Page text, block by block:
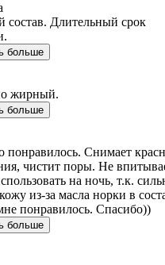
состав. Длительный срок
больше
жирный.
больше
понравилось. Снимает
чистит поры. Не
на ночь, т.к.
из-за масла норки в
понравилось. Спасибо))
больше